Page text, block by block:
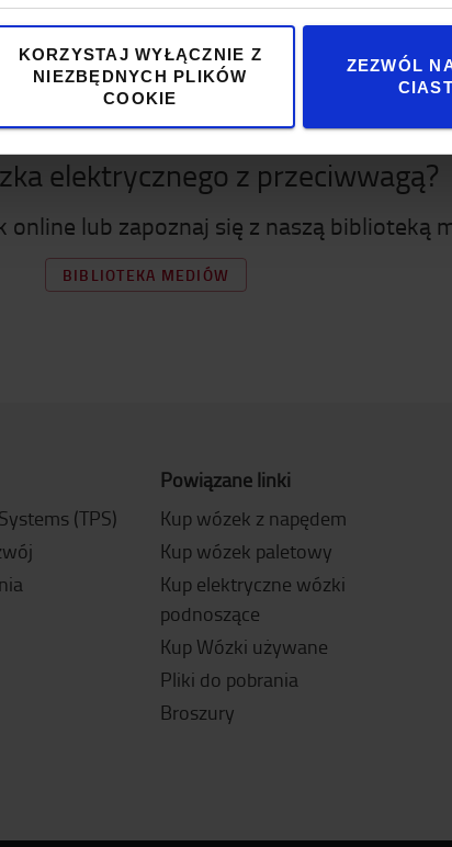
KORZYSTAJ WYŁĄCZNIE Z
NIEZBĘDNYCH PLIKÓW
COOKIE
ZEZWÓL
elektrycznego z przeciwwagą?
lub zapoznaj się z naszą biblioteką
BIBLIOTEKA MEDIÓW
(TPS)
Powiązane linki
Kup wózek z napędem
Kup wózek paletowy
Kup elektryczne wózki
podnoszące
Kup Wózki używane
Pliki do pobrania
Broszury